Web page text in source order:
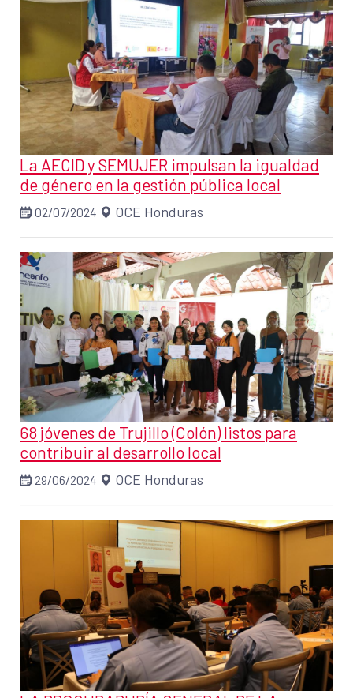
La AECID y SEMUJER impulsan la igualdad
de género en la gestión pública local
02/07/2024 OCE Honduras
68 jóvenes de Trujillo (Colón) listos para
contribuir al desarrollo local
29/06/2024 OCE Honduras